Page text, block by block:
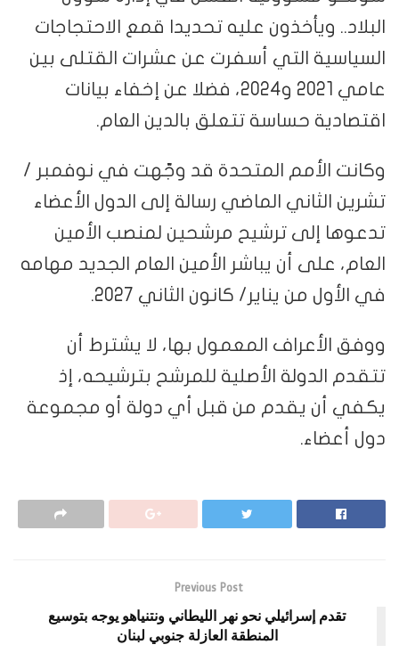
البلاد.. ويأخذون عليه تحديدا قمع الاحتجاجات
السياسية التي أسفرت عن عشرات القتلى بين
عامي 2021 و2024، فضلا عن إخفاء بيانات
اقتصادية حساسة تتعلق بالدين العام.
وكانت الأمم المتحدة قد وجّهت في نوفمبر /
تشرين الثاني الماضي رسالة إلى الدول الأعضاء
تدعوها إلى ترشيح مرشحين لمنصب الأمين
العام، على أن يباشر الأمين العام الجديد مهامه
في الأول من يناير/ كانون الثاني 2027.
ووفق الأعراف المعمول بها، لا يشترط أن
تتقدم الدولة الأصلية للمرشح بترشيحه، إذ
يكفي أن يقدم من قبل أي دولة أو مجموعة
دول أعضاء.
Previous Post
تقدم إسرائيلي نحو نهر الليطاني ونتنياهو يوجه بتوسيع
المنطقة العازلة جنوبي لبنان